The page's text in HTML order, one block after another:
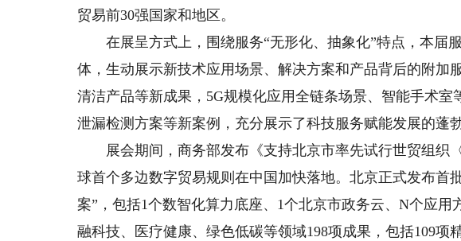
贸易前30强国家和地区。
在展呈方式上，围绕服务“无形化、抽象化”特点，本届
体，生动展示新技术应用场景、解决方案和产品背后的附加
清洁产品等新成果，5G规模化应用全链条场景、智能手术
泄漏检测方案等新案例，充分展示了科技服务赋能发展的蓬勃
展会期间，商务部发布《支持北京市率先试行世贸组织
球首个多边数字贸易规则在中国加快落地。北京正式发布首
案”，包括1个数智化算力底座、1个北京市政务云、N个应用
融科技、医疗健康、绿色低碳等领域198项成果，包括109项